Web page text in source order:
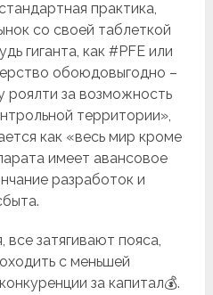
практика,
со своей таблеткой
гиганта, как #PFE или
обоюдовыгодно –
роялти за возможность
территории»,
как «весь мир кроме
имеет авансовое
разработок и
все затягивают пояса,
с меньшей
за капитал💰.